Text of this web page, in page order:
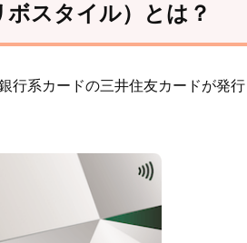
スタイル）とは？
行系カードの三井住友カードが発